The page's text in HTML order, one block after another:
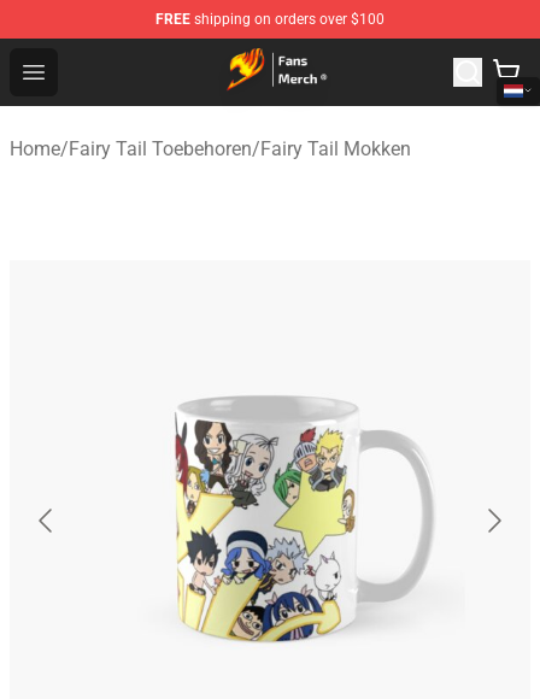
FREE shipping on orders over $100
Open menu
Fairy Tail Store - Official Fairy Tail Merchandise Shop
Home/Fairy Tail Toebehoren/Fairy Tail Mokken